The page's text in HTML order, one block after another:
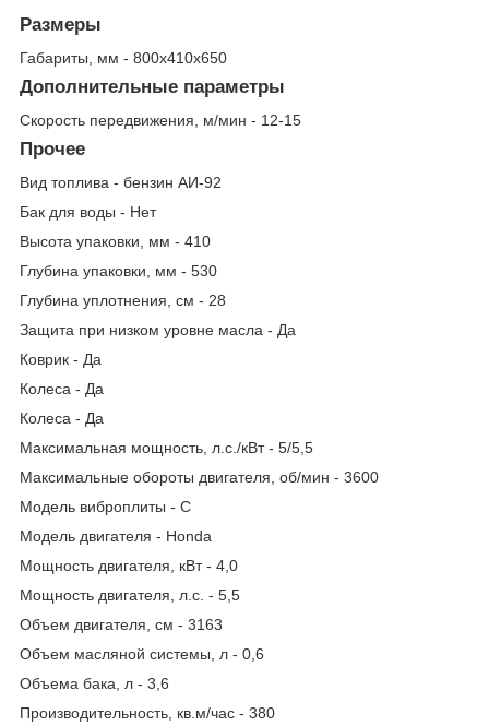
Размеры
Габариты, мм - 800х410х650
Дополнительные параметры
Скорость передвижения, м/мин - 12-15
Прочее
Вид топлива - бензин АИ-92
Бак для воды - Нет
Высота упаковки, мм - 410
Глубина упаковки, мм - 530
Глубина уплотнения, см - 28
Защита при низком уровне масла - Да
Коврик - Да
Колеса - Да
Колеса - Да
Максимальная мощность, л.с./кВт - 5/5,5
Максимальные обороты двигателя, об/мин - 3600
Модель виброплиты - С
Модель двигателя - Honda
Мощность двигателя, кВт - 4,0
Мощность двигателя, л.с. - 5,5
Объем двигателя, см - 3163
Объем масляной системы, л - 0,6
Объема бака, л - 3,6
Производительность, кв.м/час - 380